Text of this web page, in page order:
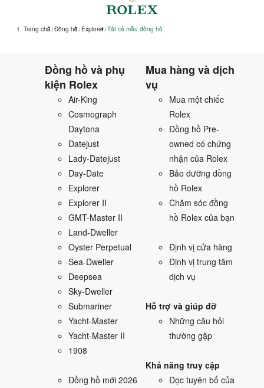
Trang chủ /Đồng hồ /Explorer/Tất cả mẫu đồng hồ
Đồng hồ và phụ
kiện Rolex
Air-King
Cosmograph
Daytona
Datejust
Lady-Datejust
Day-Date
Explorer
Explorer II
GMT-Master II
Land-Dweller
Oyster Perpetual
Sea-Dweller
Deepsea
Sky-Dweller
Submariner
Yacht-Master
Yacht-Master II
1908
Đồng hồ mới 2026
Mua hàng và dịch
vụ
Mua một chiếc
Rolex
Đồng hồ Pre-
owned có chứng
nhận của Rolex
Bảo dưỡng đồng
hồ Rolex
Chăm sóc đồng
hồ Rolex của bạn
Định vị cửa hàng
Định vị trung tâm
dịch vụ
Hỗ trợ và giúp đỡ
Những câu hỏi
thường gặp
Khả năng truy cập
Đọc tuyên bố của